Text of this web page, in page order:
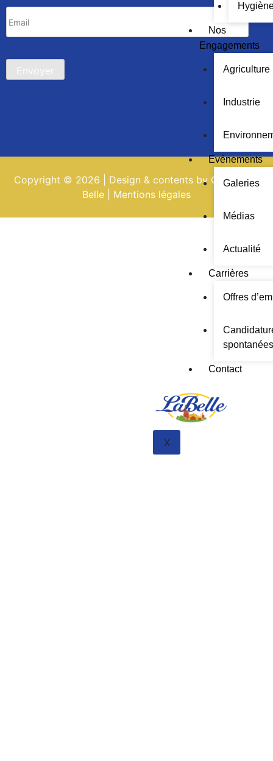
Nos
Engagements
Agriculture
Industrie
Evénements
Galeries
Médias
Actualité
Carrières
Offres
spontanées
Contact
X
Copyright © 2026 | Design & contents by Groupe La
Belle | Mentions légales